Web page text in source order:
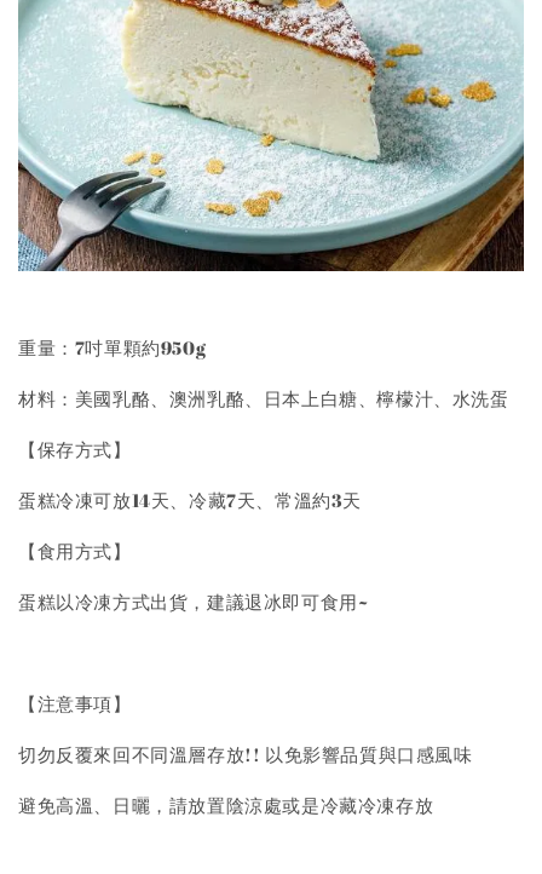
重量：7吋單顆約950g
材料：美國乳酪、澳洲乳酪、日本上白糖、檸檬汁、水洗蛋
【保存方式】
蛋糕冷凍可放14天、冷藏7天、常溫約3天
【食用方式】
蛋糕以冷凍方式出貨，建議退冰即可食用~
【注意事項】
切勿反覆來回不同溫層存放!! 以免影響品質與口感風味
避免高溫、日曬，請放置陰涼處或是冷藏冷凍存放